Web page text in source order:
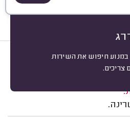
חיפוש את השירות
צריכים.